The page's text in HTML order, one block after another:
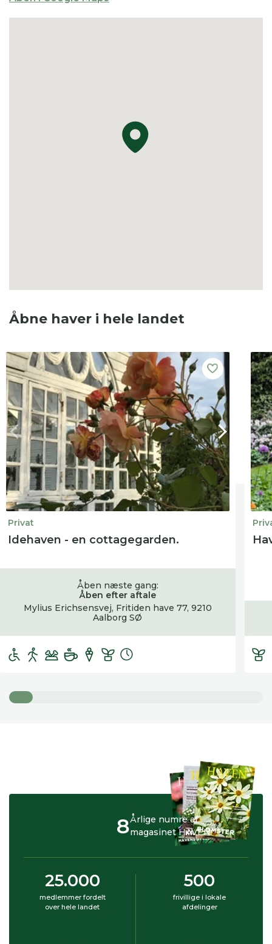
Åbne haver i hele landet
Privat
Idehaven - en cottagegarden.
Åben næste gang:
Åben efter aftale
Mylius Erichsensvej, Fritiden have 77, 9210
Aalborg SØ
Årlige numre af
magasinet HAVEN
8
25.000
medlemmer fordelt
over hele landet
500
frivillige i lokale
afdelinger